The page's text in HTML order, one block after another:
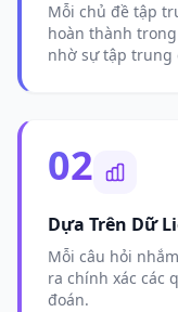
Mỗi chủ đề tập
hoàn thành
nhờ sự tập trung
02
Dựa Trên Dữ
Mỗi câu hỏi
ra chính xác các
đoán.